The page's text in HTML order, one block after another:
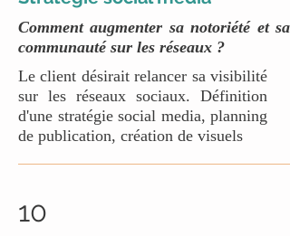
Comment augmenter sa notoriété et sa
communauté sur les réseaux ?
Le client désirait relancer sa visibilité
sur les réseaux sociaux. Définition
d'une stratégie social media, planning
de publication, création de visuels
10